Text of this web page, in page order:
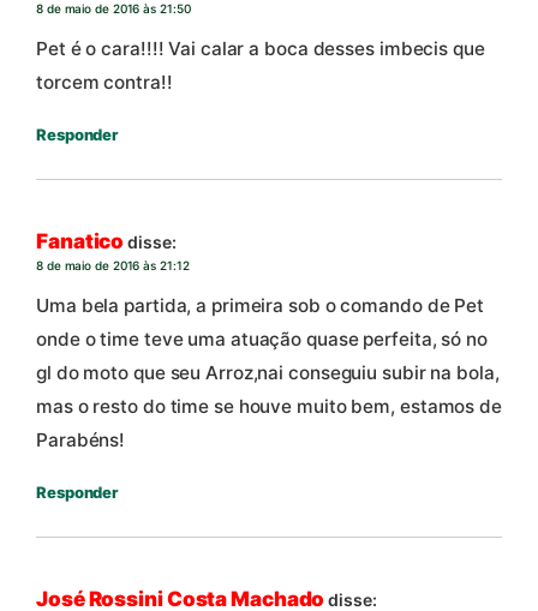
8 de maio de 2016 às 21:50
Pet é o cara!!!! Vai calar a boca desses imbecis que
torcem contra!!
Responder
Fanatico disse:
8 de maio de 2016 às 21:12
Uma bela partida, a primeira sob o comando de Pet
onde o time teve uma atuação quase perfeita, só no
gl do moto que seu Arroz,nai conseguiu subir na bola,
mas o resto do time se houve muito bem, estamos de
Parabéns!
Responder
José Rossini Costa Machado disse: